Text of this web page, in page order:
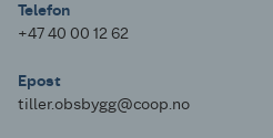
Telefon
+47 40 00 12 62
Epost
tiller.obsbygg@coop.no